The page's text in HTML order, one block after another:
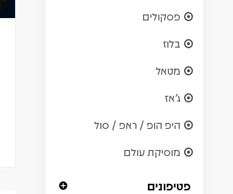
פסקולים
בלוז
מטאל
ג'אז
היפ הופ / ראפ / סול
מוסיקת עולם
פטיפונים